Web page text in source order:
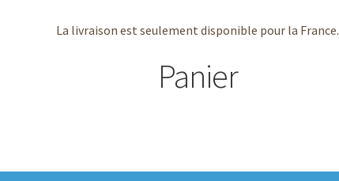
La livraison est seulement disponible pour la France.
Panier